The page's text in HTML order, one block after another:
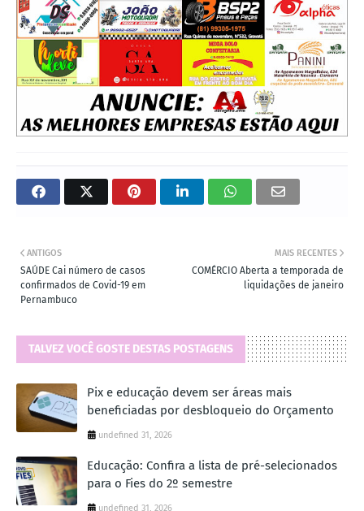
MAIS RECENTES
COMÉRCIO Aberta a temporada de
liquidações de janeiro
ANTIGOS
SAÚDE Cai número de casos
confirmados de Covid-19 em
Pernambuco
TALVEZ VOCÊ GOSTE DESTAS POSTAGENS
Pix e educação devem ser áreas mais
beneficiadas por desbloqueio do Orçamento
undefined 31, 2026
Educação: Confira a lista de pré-selecionados
para o Fies do 2º semestre
undefined 31, 2026